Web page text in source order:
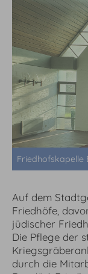
Friedhofskapelle
Auf dem
Friedhöfe,
jüdischer
Die Pflege der
durch die